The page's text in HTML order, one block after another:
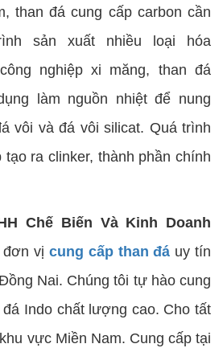
than đá cung cấp carbon cần
sản xuất nhiều loại hóa
nghiệp xi măng, than đá
làm nguồn nhiệt để nung
vôi và đá vôi silicat. Quá trình
tạo ra clinker, thành phần chính
Chế Biến Và Kinh Doanh
đơn vị cung cấp than đá uy tín
Nai. Chúng tôi tự hào cung
Indo chất lượng cao. Cho tất
vực Miền Nam. Cung cấp tại